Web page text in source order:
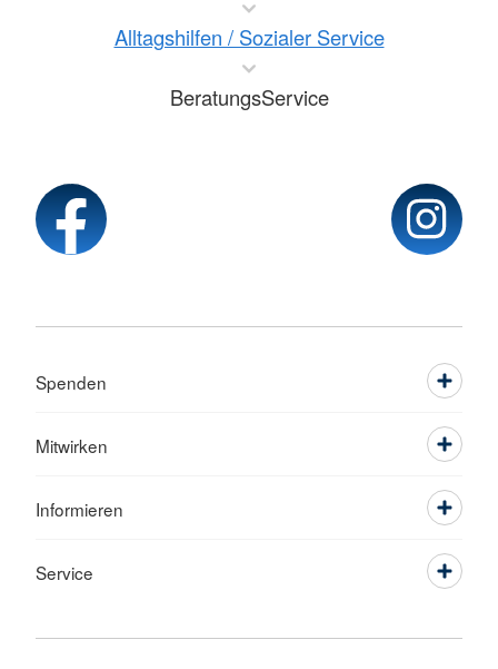
Alltagshilfen / Sozialer Service
BeratungsService
Spenden
Mitwirken
Informieren
Service